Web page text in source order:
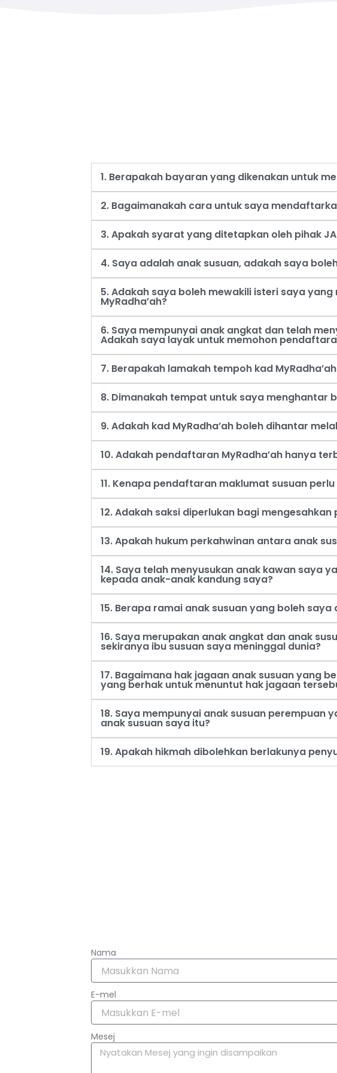
1. Berapakah bayaran yang dikenakan untuk
2. Bagaimanakah cara untuk saya
3. Apakah syarat yang ditetapkan oleh pihak
4. Saya adalah anak susuan, adakah saya
5. Adakah saya boleh mewakili isteri saya
MyRadha’ah?
6. Saya mempunyai anak angkat dan telah
Adakah saya layak untuk memohon
7. Berapakah lamakah tempoh kad
8. Dimanakah tempat untuk saya menghantar
9. Adakah kad MyRadha’ah boleh dihantar
10. Adakah pendaftaran MyRadha’ah hanya
11. Kenapa pendaftaran maklumat susuan
12. Adakah saksi diperlukan bagi mengesahkan
13. Apakah hukum perkahwinan antara anak
14. Saya telah menyusukan anak kawan saya
kepada anak-anak kandung saya?
15. Berapa ramai anak susuan yang boleh
16. Saya merupakan anak angkat dan anak
sekiranya ibu susuan saya meninggal dunia?
17. Bagaimana hak jagaan anak susuan yang
yang berhak untuk menuntut hak jagaan
18. Saya mempunyai anak susuan perempuan
anak susuan saya itu?
19. Apakah hikmah dibolehkan berlakunya
Nama
E-mel
Mesej